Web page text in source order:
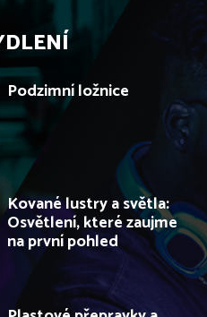
Podzimní ložnice
Kované lustry a světla:
Osvětlení, které zaujme
na první pohled